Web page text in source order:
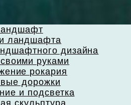
ландшафта
дизайна
руками
рокария
дорожки
и подсветка
скульптура